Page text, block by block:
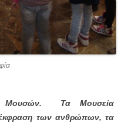
Μουσών. Τα Μουσεία
των ανθρώπων, τα